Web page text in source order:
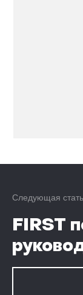
Следующая
FIRST